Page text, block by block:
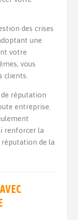
des crises
une
votre
vous
clients.
de réputation
entreprise.
renforcer la
de la